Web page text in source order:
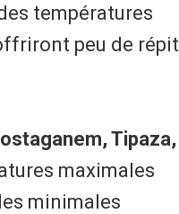
températures
peu de répit
Tipaza,
maximales
minimales